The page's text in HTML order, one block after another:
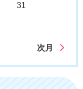
31
次月